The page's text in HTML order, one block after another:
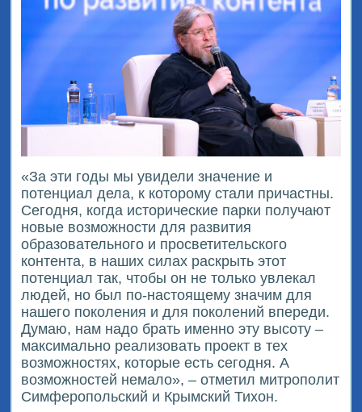
«За эти годы мы увидели значение и
потенциал дела, к которому стали причастны.
Сегодня, когда исторические парки получают
новые возможности для развития
образовательного и просветительского
контента, в наших силах раскрыть этот
потенциал так, чтобы он не только увлекал
людей, но был по-настоящему значим для
нашего поколения и для поколений впереди.
Думаю, нам надо брать именно эту высоту –
максимально реализовать проект в тех
возможностях, которые есть сегодня. А
возможностей немало», – отметил митрополит
Симферопольский и Крымский Тихон.